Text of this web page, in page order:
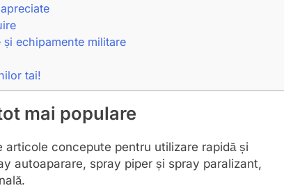
echipamente militare
tai!
mai populare
concepute pentru utilizare rapidă și
autoaparare, spray piper și spray paralizant,